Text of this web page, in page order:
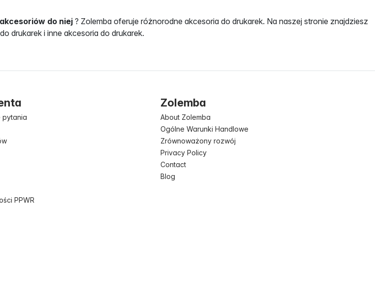
akcesoriów do niej ? Zolemba oferuje różnorodne akcesoria do drukarek. Na naszej stronie znajdziesz
drukarek i inne akcesoria do drukarek.
pytania
PPWR
Zolemba
About Zolemba
Ogólne Warunki Handlowe
Zrównoważony rozwój
Privacy Policy
Contact
Blog